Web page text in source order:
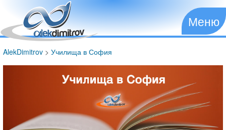
Меню
AlekDimitrov > Училища в София